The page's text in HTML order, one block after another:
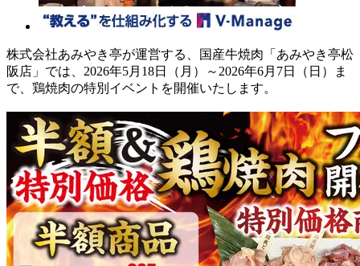
株式会社あみやき亭が運営する、国産牛焼肉「あみやき亭松
阪店」では、2026年5月18日（月）～2026年6月7日（日）ま
で、鶏焼肉の特別イベントを開催いたします。